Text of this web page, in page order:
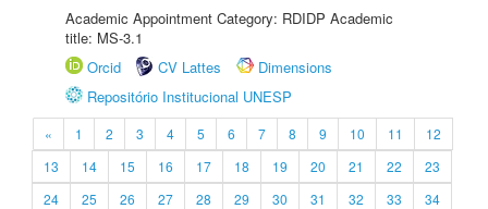
Academic Appointment Category: RDIDP Academic
title: MS-3.1
Orcid
CV Lattes
Dimensions
Repositório Institucional UNESP
« 1 2 3 4 5 6 7 8 9 10 11
12
13
14 15 16 17 18 19 20 21 22
23
24
25 26 27 28 29 30 31 32 33
34